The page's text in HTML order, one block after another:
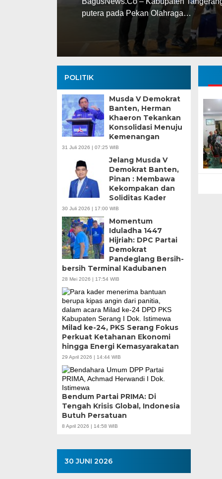
putera pada Pekan Olahraga…
POLITIK
Musda V Demokrat
Banten, Herman
Khaeron Tekankan
Konsolidasi Menuju
Kemenangan
31 Juli 2026 | 07:25 WIB
Jelang Musda V
Demokrat Banten,
Pinan : Membawa
Kekompakan dan
Soliditas Kader
30 Juli 2026 | 17:00 WIB
Momentum
Iduladha 1447
Hijriah: DPC Partai
Demokrat
Pandeglang Bersih-
bersih Terminal Kadubanen
28 Mei 2026 | 17:54 WIB
Milad ke-24, PKS Serang Fokus
Perkuat Ketahanan Ekonomi
hingga Energi Kemasyarakatan
29 April 2026 | 14:44 WIB
Bendum Partai PRIMA: Di
Tengah Krisis Global, Indonesia
Butuh Persatuan
8 April 2026 | 14:58 WIB
30 JUNI 2026
Banten Butuh